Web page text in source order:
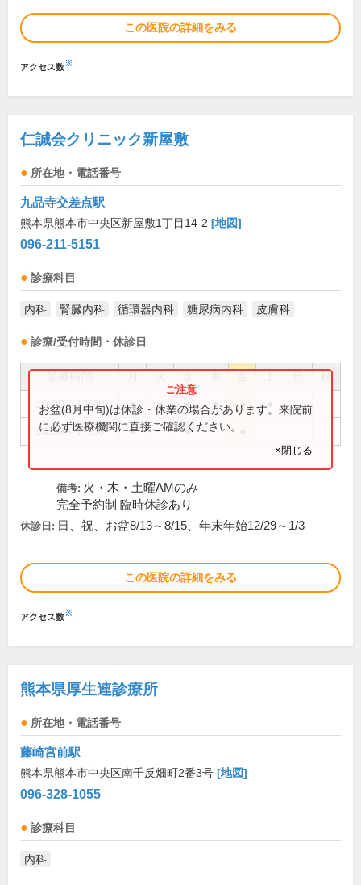
この医院の詳細をみる
アクセス数※
仁誠会クリニック新屋敷
所在地・電話番号
九品寺交差点駅
熊本県熊本市中央区新屋敷1丁目14-2 [地図]
096-211-5151
診療科目
内科 腎臓内科 循環器内科 糖尿病内科 皮膚科
診療/受付時間・休診日
祝
10:00～13:00 ● ● ● ● ●
14:00～17:00 ● ●
お盆(8月中旬)は休診・休業の場合があります。来院前
に必ず医療機関に直接ご確認ください。
×閉じる
備考: 火・木・土曜AMのみ
完全予約制 臨時休診あり
休診日: 日、祝、お盆8/13～8/15、年末年始12/29～1/3
この医院の詳細をみる
アクセス数※
熊本県厚生連診療所
所在地・電話番号
藤崎宮前駅
熊本県熊本市中央区南千反畑町2番3号 [地図]
096-328-1055
診療科目
内科